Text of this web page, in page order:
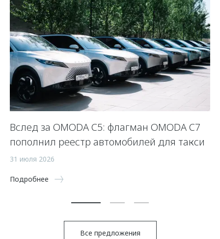
Вслед за OMODA C5: флагман OMODA C7
пополнил реестр автомобилей для такси
31 июля 2026
Подробнее
Все предложения